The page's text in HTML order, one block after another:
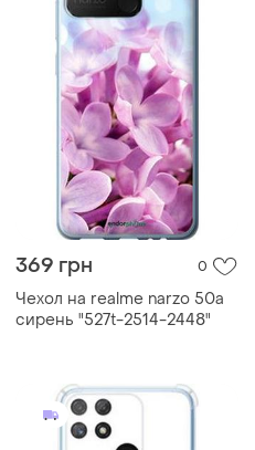
369 грн 0
Чехол на realme narzo 50a
сирень "527t-2514-2448"